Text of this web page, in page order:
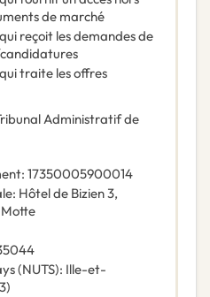
de marché
reçoit les demandes de
traite les offres
Administratif de
: 17350005900014
: Hôtel de Bizien 3,
(NUTS): Ille-et-
)